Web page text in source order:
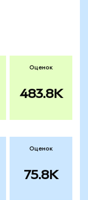
Оценок
483.8K
Оценок
75.8K